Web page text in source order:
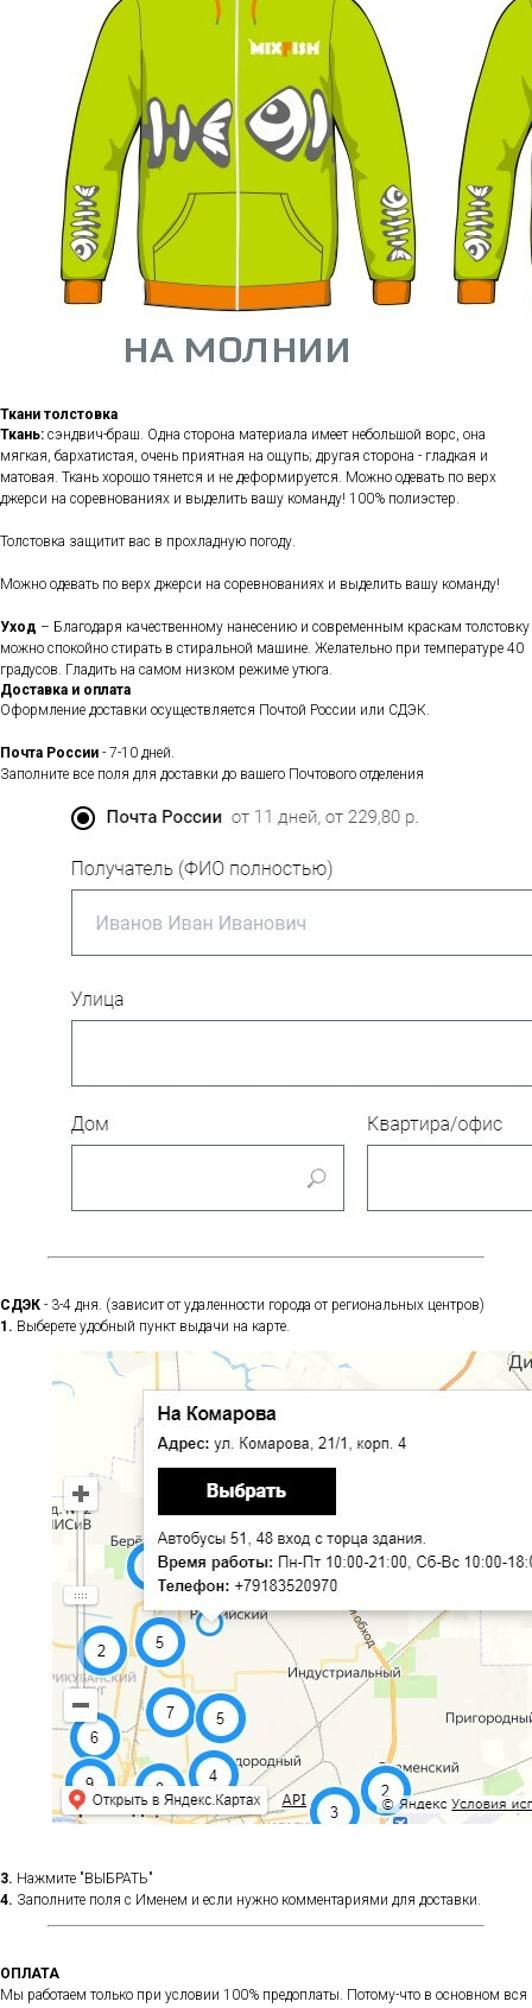
Ткани толстовка
Ткань: сэндвич-браш. Одна сторона материала имеет небольшой ворс, она
мягкая, бархатистая, очень приятная на ощупь; другая сторона - гладкая и
матовая. Ткань хорошо тянется и не деформируется. Можно одевать по верх
джерси на соревнованиях и выделить вашу команду! 100% полиэстер.
Толстовка защитит вас в прохладную погоду.
Можно одевать по верх джерси на соревнованиях и выделить вашу команду!
Уход – Благодаря качественному нанесению и современным краскам толстовку
можно спокойно стирать в стиральной машине. Желательно при температуре 40
градусов. Гладить на самом низком режиме утюга.
Доставка и оплата
Оформление доставки осуществляется Почтой России или СДЭК.
Почта России - 7-10 дней.
Заполните все поля для доставки до вашего Почтового отделения
СДЭК - 3-4 дня. (зависит от удаленности города от региональных центров)
1. Выберете удобный пункт выдачи на карте.
3. Нажмите "ВЫБРАТЬ"
4. Заполните поля с Именем и если нужно комментариями для доставки.
ОПЛАТА
Мы работаем только при условии 100% предоплаты. Потому-что в основном вся